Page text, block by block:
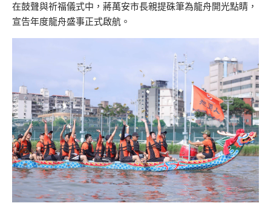
在鼓聲與祈福儀式中，蔣萬安市長親提硃筆為龍舟開光點睛，
宣告年度龍舟盛事正式啟航。